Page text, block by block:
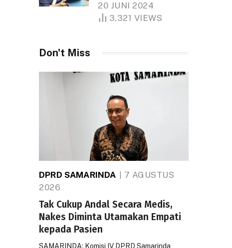
1.000 Hektare
20 JUNI 2024
3,321 VIEWS
Don't Miss
DPRD SAMARINDA
7 AGUSTUS
2026
Tak Cukup Andal Secara Medis,
Nakes Diminta Utamakan Empati
kepada Pasien
SAMARINDA: Komisi IV DPRD Samarinda